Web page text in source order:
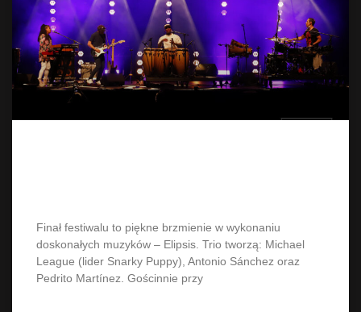
Finał festiwalu to piękne brzmienie w wykonaniu
doskonałych muzyków – Elipsis. Trio tworzą: Michael
League (lider Snarky Puppy), Antonio Sánchez oraz
Pedrito Martínez. Gościnnie przy